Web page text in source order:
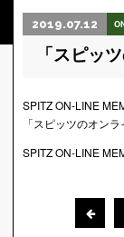
2019.07.12
「スピッ
SPITZ ON-LINE
「スピッツのオン
SPITZ ON-LINE